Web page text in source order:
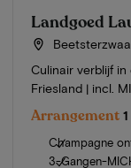
Landgoed
Culinair verblijf
Friesland | incl.
Arrangement
Champagne
3-Gangen-